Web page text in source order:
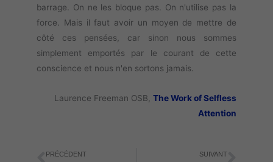
barrage. On ne les bloque pas. On n'utilise pas la
force. Mais il faut avoir un moyen de mettre de
côté ces pensées, car sinon nous sommes
simplement emportés par le courant de cette
conscience et nous n'en sortons jamais.
Laurence Freeman OSB, The Work of Selfless
Attention
PRÉCÉDENT SUIVANT